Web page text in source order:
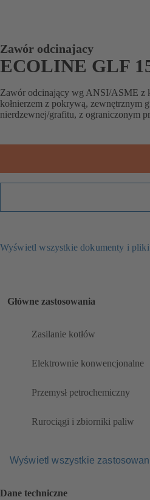
Zawór odcinajacy
ECOLINE GLF
Zawór odcinający wg ANSI/ASME z
kołnierzem z pokrywą, zewnętrznym
nierdzewnej/grafitu, z ograniczonym
Wyświetl wszystkie dokumenty i
Główne zastosowania
Zasilanie kotłów
Elektrownie konwencjonalne
Przemysł petrochemiczny
Rurociągi i zbiorniki paliw
Wyświetl wszystkie
Dane techniczne